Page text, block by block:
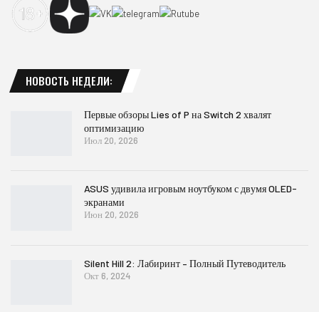
НОВОСТЬ НЕДЕЛИ:
Первые обзоры Lies of P на Switch 2 хвалят
оптимизацию
Июл 20, 2026
ASUS удивила игровым ноутбуком с двумя OLED-
экранами
Июн 20, 2026
Silent Hill 2: Лабиринт – Полный Путеводитель
Окт 6, 2024